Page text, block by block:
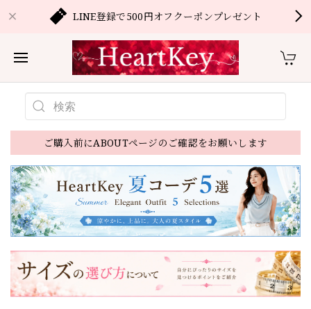
LINE登録で500円オフクーポンプレゼント
ご購入前にABOUTページのご確認をお願いします